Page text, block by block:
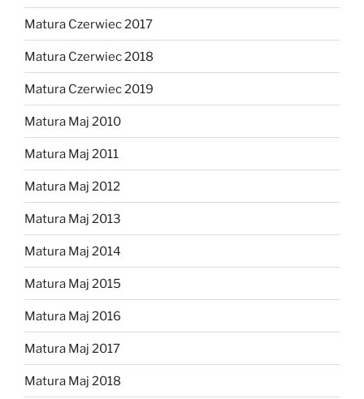
Matura Czerwiec 2017
Matura Czerwiec 2018
Matura Czerwiec 2019
Matura Maj 2010
Matura Maj 2011
Matura Maj 2012
Matura Maj 2013
Matura Maj 2014
Matura Maj 2015
Matura Maj 2016
Matura Maj 2017
Matura Maj 2018